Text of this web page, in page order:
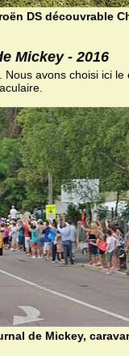
DS découvrable
Mickey - 2016
avons choisi ici le
de Mickey,